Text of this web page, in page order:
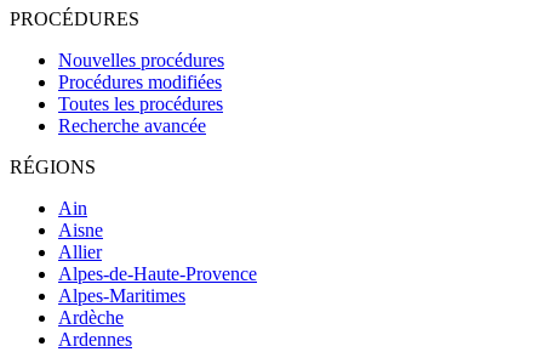
PROCÉDURES
Nouvelles procédures
Procédures modifiées
Toutes les procédures
Recherche avancée
RÉGIONS
Ain
Aisne
Allier
Alpes-de-Haute-Provence
Alpes-Maritimes
Ardèche
Ardennes